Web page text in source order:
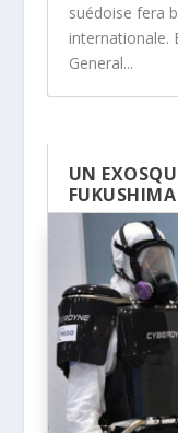
suédoise fera
internationale.
General...
UN